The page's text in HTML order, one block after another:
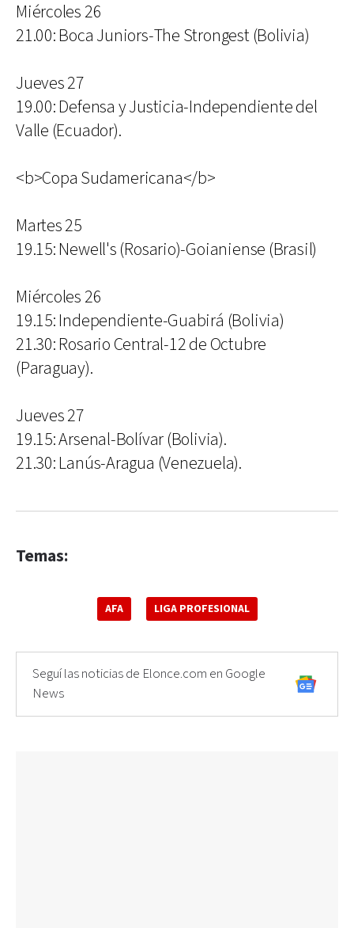
Miércoles 26
21.00: Boca Juniors-The Strongest (Bolivia)
Jueves 27
19.00: Defensa y Justicia-Independiente del
Valle (Ecuador).
<b>Copa Sudamericana</b>
Martes 25
19.15: Newell's (Rosario)-Goianiense (Brasil)
Miércoles 26
19.15: Independiente-Guabirá (Bolivia)
21.30: Rosario Central-12 de Octubre
(Paraguay).
Jueves 27
19.15: Arsenal-Bolívar (Bolivia).
21.30: Lanús-Aragua (Venezuela).
Temas:
AFA LIGA PROFESIONAL
Seguí las noticias de Elonce.com en Google
News